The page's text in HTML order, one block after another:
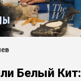
Белый Кит: